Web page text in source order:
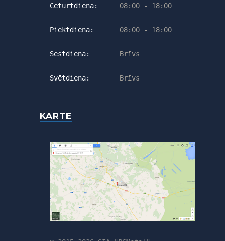
Ceturtdiena: 08:00 - 18:00
Piektdiena: 08:00 - 18:00
Sestdiena: Brīvs
Svētdiena: Brīvs
KARTE